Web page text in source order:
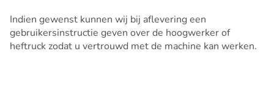
Indien gewenst kunnen wij bij aflevering een
gebruikersinstructie geven over de hoogwerker of
heftruck zodat u vertrouwd met de machine kan werken.